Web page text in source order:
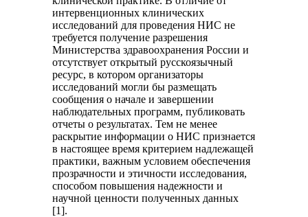
интервенционных клинических
исследований для проведения НИС не
требуется получение разрешения
Министерства здравоохранения России и
отсутствует открытый русскоязычный
ресурс, в котором организаторы
исследований могли бы размещать
сообщения о начале и завершении
наблюдательных программ, публиковать
отчеты о результатах. Тем не менее
раскрытие информации о НИС признается
в настоящее время критерием надлежащей
практики, важным условием обеспечения
прозрачности и этичности исследования,
способом повышения надежности и
научной ценности полученных данных
[1].